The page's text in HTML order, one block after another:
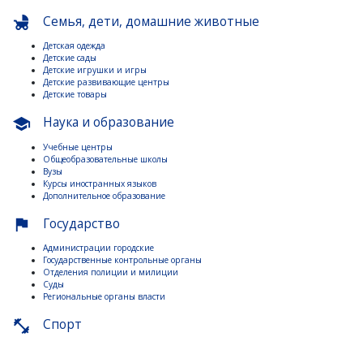
child_friendly Семья, дети, домашние животные
Детская одежда
Детские сады
Детские игрушки и игры
Детские развивающие центры
Детские товары
school Наука и образование
Учебные центры
Общеобразовательные школы
Вузы
Курсы иностранных языков
Дополнительное образование
flag Государство
Администрации городские
Государственные контрольные органы
Отделения полиции и милиции
Суды
Региональные органы власти
fitness_center Спорт